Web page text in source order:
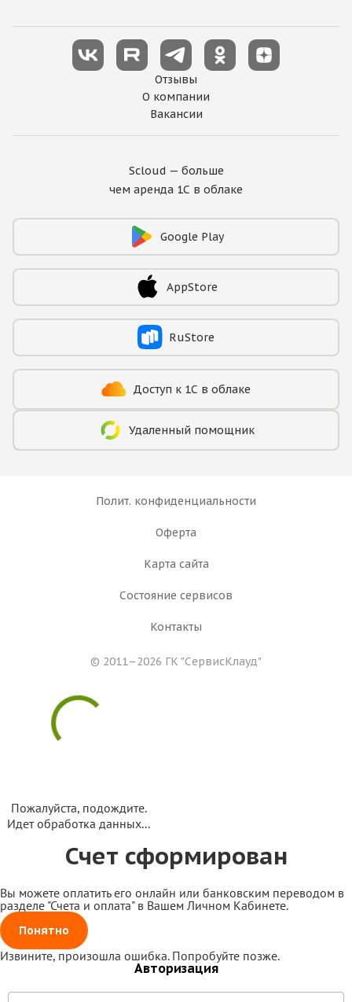
О компании
Отзывы
Вакансии
Scloud — больше
чем аренда 1С в облаке
Доступ к 1С в облаке
Удаленный помощник
Google Play
AppStore
RuStore
Полит. конфиденциальности
Оферта
Карта сайта
Состояние сервисов
Контакты
© 2011–2026 ГК "СервисКлауд"
Пожалуйста, подождите.
Идет обработка данных...
Счет сформирован
Вы можете оплатить его онлайн или банковским переводом в
разделе "Счета и оплата" в Вашем Личном Кабинете.
Понятно
Извините, произошла ошибка. Попробуйте позже.
Авторизация